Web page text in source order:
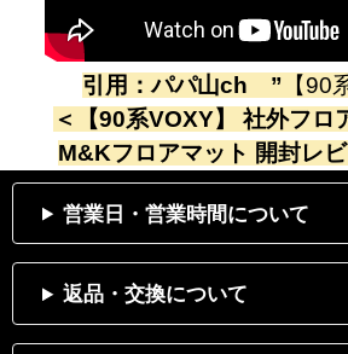
引用：パパ山ch ” 【90
＜
【90系VOXY】 社外フ
M&Kフロアマット 開封レ
営業日・営業時間について
返品・交換について